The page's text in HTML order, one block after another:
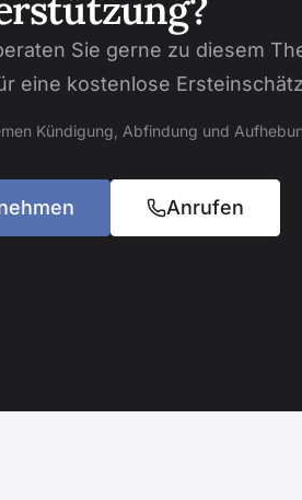
Sie gerne zu diesem
eine kostenlose
Kündigung, Abfindung und
Anrufen